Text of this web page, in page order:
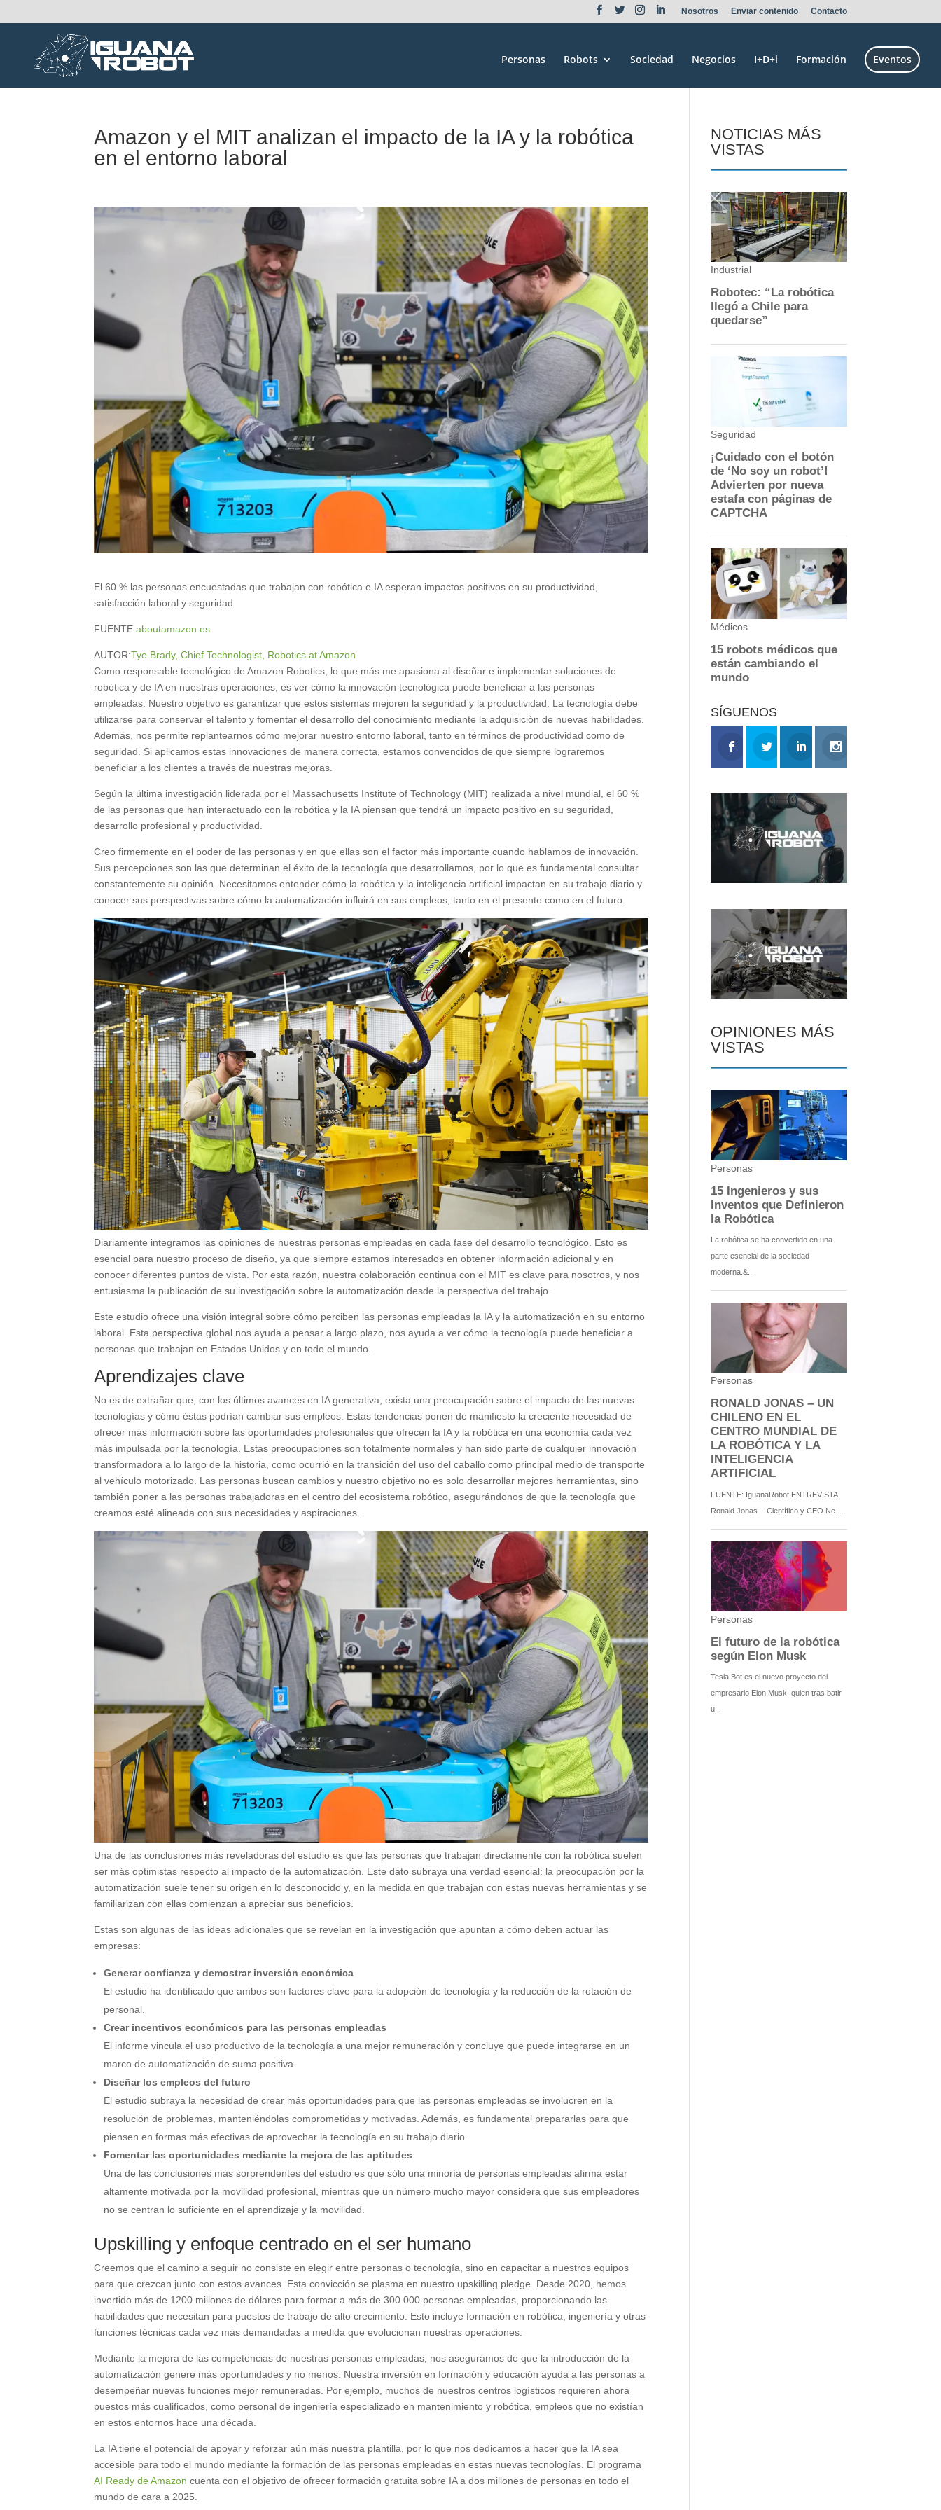
Nosotros Enviar contenido Contacto
Personas Robots Sociedad Negocios I+D+i Formación Eventos
Amazon y el MIT analizan el impacto de la IA y la robótica
en el entorno laboral
El 60 % las personas encuestadas que trabajan con robótica e IA esperan impactos positivos en su productividad,
satisfacción laboral y seguridad.
FUENTE:aboutamazon.es
AUTOR:Tye Brady, Chief Technologist, Robotics at Amazon
Como responsable tecnológico de Amazon Robotics, lo que más me apasiona al diseñar e implementar soluciones de
robótica y de IA en nuestras operaciones, es ver cómo la innovación tecnológica puede beneficiar a las personas
empleadas. Nuestro objetivo es garantizar que estos sistemas mejoren la seguridad y la productividad. La tecnología debe
utilizarse para conservar el talento y fomentar el desarrollo del conocimiento mediante la adquisición de nuevas habilidades.
Además, nos permite replantearnos cómo mejorar nuestro entorno laboral, tanto en términos de productividad como de
seguridad. Si aplicamos estas innovaciones de manera correcta, estamos convencidos de que siempre lograremos
beneficiar a los clientes a través de nuestras mejoras.
Según la última investigación liderada por el Massachusetts Institute of Technology (MIT) realizada a nivel mundial, el 60 %
de las personas que han interactuado con la robótica y la IA piensan que tendrá un impacto positivo en su seguridad,
desarrollo profesional y productividad.
Creo firmemente en el poder de las personas y en que ellas son el factor más importante cuando hablamos de innovación.
Sus percepciones son las que determinan el éxito de la tecnología que desarrollamos, por lo que es fundamental consultar
constantemente su opinión. Necesitamos entender cómo la robótica y la inteligencia artificial impactan en su trabajo diario y
conocer sus perspectivas sobre cómo la automatización influirá en sus empleos, tanto en el presente como en el futuro.
Diariamente integramos las opiniones de nuestras personas empleadas en cada fase del desarrollo tecnológico. Esto es
esencial para nuestro proceso de diseño, ya que siempre estamos interesados en obtener información adicional y en
conocer diferentes puntos de vista. Por esta razón, nuestra colaboración continua con el MIT es clave para nosotros, y nos
entusiasma la publicación de su investigación sobre laautomatización desde la perspectiva del trabajo
Este estudio ofrece una visión integral sobre cómo perciben las personas empleadas la IA y la automatización en su entorno
laboral. Esta perspectiva global nos ayuda a pensar a largo plazo, nos ayuda a ver cómo la tecnología puede beneficiar a
personas que trabajan en Estados Unidos y en todo el mundo.
Aprendizajes clave
No es de extrañar que, con los últimos avances en IA generativa, exista una preocupación sobre el impacto de las nuevas
tecnologías y cómo éstas podrían cambiar sus empleos. Estas tendencias ponen de manifiesto la creciente necesidad de
ofrecer más información sobre las oportunidades profesionales que ofrecen la IA y la robótica en una economía cada vez
más impulsada por la tecnología. Estas preocupaciones son totalmente normales y han sido parte de cualquier innovación
transformadora a lo largo de la historia, como ocurrió en la transición del uso del caballo como principal medio de transporte
al vehículo motorizado. Las personas buscan cambios y nuestro objetivo no es solo desarrollar mejores herramientas, sino
también poner a las personas trabajadoras en el centro del ecosistema robótico, asegurándonos de que la tecnología que
creamos esté alineada con sus necesidades y aspiraciones.
Una de las conclusiones más reveladoras del estudio es que las personas que trabajan directamente con la robótica suelen
ser más optimistas respecto al impacto de la automatización. Este dato subraya una verdad esencial: la preocupación por la
automatización suele tener su origen en lo desconocido y, en la medida en que trabajan con estas nuevas herramientas y se
familiarizan con ellas comienzan a apreciar sus beneficios.
Estas son algunas de las ideas adicionales que se revelan en la investigación que apuntan a cómo deben actuar las
empresas:
Generar confianza y demostrar inversión económica
El estudio ha identificado que ambos son factores clave para la adopción de tecnología y la reducción de la rotación de
personal.
Crear incentivos económicos para las personas empleadas
El informe vincula el uso productivo de la tecnología a una mejor remuneración y concluye que puede integrarse en un
marco de automatización de suma positiva.
Diseñar los empleos del futuro
El estudio subraya la necesidad de crear más oportunidades para que las personas empleadas se involucren en la
resolución de problemas, manteniéndolas comprometidas y motivadas. Además, es fundamental prepararlas para que
piensen en formas más efectivas de aprovechar la tecnología en su trabajo diario.
Fomentar las oportunidades mediante la mejora de las aptitudes
Una de las conclusiones más sorprendentes del estudio es que sólo una minoría de personas empleadas afirma estar
altamente motivada por la movilidad profesional, mientras que un número mucho mayor considera que sus empleadores
no se centran lo suficiente en el aprendizaje y la movilidad.
Upskilling y enfoque centrado en el ser humano
Creemos que el camino a seguir no consiste en elegir entre personas o tecnología, sino en capacitar a nuestros equipos
para que crezcan junto con estos avances. Esta convicción se plasma en nuestro upskilling pledge. Desde 2020, hemos
invertido más de 1200 millones de dólares para formar a más de 300 000 personas empleadas, proporcionando las
habilidades que necesitan para puestos de trabajo de alto crecimiento. Esto incluye formación en robótica, ingeniería y otras
funciones técnicas cada vez más demandadas a medida que evolucionan nuestras operaciones.
Mediante la mejora de las competencias de nuestras personas empleadas, nos aseguramos de que la introducción de la
automatización genere más oportunidades y no menos. Nuestra inversión en formación y educación ayuda a las personas a
desempeñar nuevas funciones mejor remuneradas. Por ejemplo, muchos de nuestros centros logísticos requieren ahora
puestos más cualificados, como personal de ingeniería especializado en mantenimiento y robótica, empleos que no existían
en estos entornos hace una década.
La IA tiene el potencial de apoyar y reforzar aún más nuestra plantilla, por lo que nos dedicamos a hacer que la IA sea
accesible para todo el mundo mediante la formación de las personas empleadas en estas nuevas tecnologías. El programa
AI Ready de Amazon cuenta con el objetivo de ofrecer formación gratuita sobre IA a dos millones de personas en todo el
mundo de cara a 2025.
NOTICIAS MÁS
VISTAS
SÍGUENOS
OPINIONES MÁS
VISTAS